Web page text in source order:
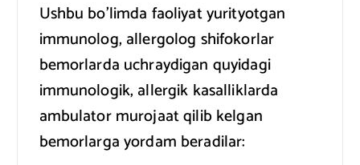
Ushbu bo’limda faoliyat yurityotgan
immunolog, allergolog shifokorlar
bemorlarda uchraydigan quyidagi
immunologik, allergik kasalliklarda
ambulator murojaat qilib kelgan
bemorlarga yordam beradilar: